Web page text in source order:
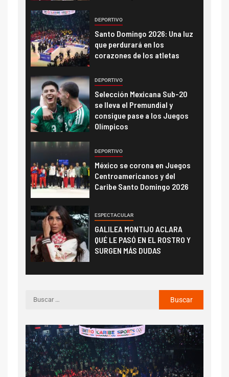
DEPORTIVO
Santo Domingo 2026: Una luz
que perdurará en los
corazones de los atletas
DEPORTIVO
Selección Mexicana Sub-20
se lleva el Premundial y
consigue pase a los Juegos
Olímpicos
DEPORTIVO
México se corona en Juegos
Centroamericanos y del
Caribe Santo Domingo 2026
ESPECTACULAR
GALILEA MONTIJO ACLARA
QUÉ LE PASÓ EN EL ROSTRO Y
SURGEN MÁS DUDAS